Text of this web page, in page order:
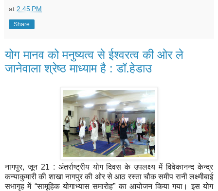
at 2:45 PM
Share
योग मानव को मनुष्यत्व से ईश्वरत्व की ओर ले
जानेवाला श्रेष्ठ माध्याम है : डॉ.हेडाउ
नागपुर, जून 21 : अंतर्राष्ट्रीय योग दिवस के उपलक्ष्य में विवेकानन्द केन्द्र
कन्याकुमारी की शाखा नागपुर की ओर से आठ रस्ता चौक समीप रानी लक्ष्मीबाई
सभागृह में “सामूहिक योगाभ्यास समारोह” का आयोजन किया गया। इस योग